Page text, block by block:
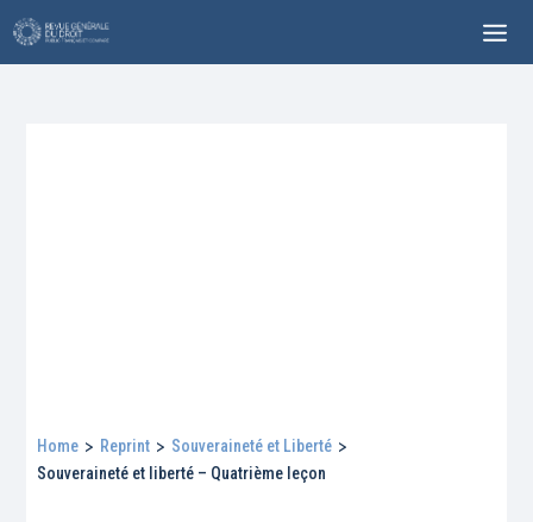
Home > Reprint > Souveraineté et Liberté >
Souveraineté et liberté – Quatrième leçon